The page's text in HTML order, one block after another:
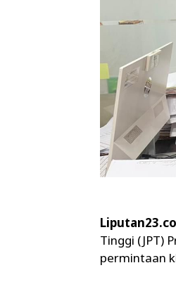
Tinggi (JPT)
permintaan